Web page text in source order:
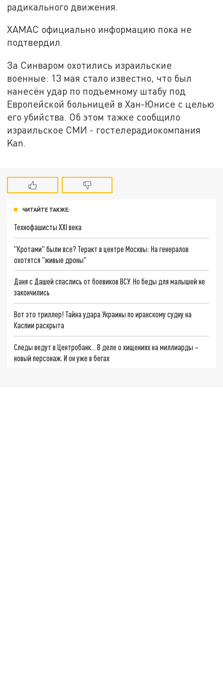
радикального движения.
ХАМАС официально информацию пока не
подтвердил.
За Синваром охотились израильские
военные: 13 мая стало известно, что был
нанесён удар по подъемному штабу под
Европейской больницей в Хан-Юнисе с целью
его убийства. Об этом тажке сообщило
израильское СМИ - гостелерадиокомпания
Kan.
ЧИТАЙТЕ ТАКЖЕ:
Технофашисты XXI века
"Кротами" были все? Теракт в центре Москвы: На генералов
охотятся "живые дроны"
Даня с Дашей спаслись от боевиков ВСУ. Но беды для малышей не
закончились
Вот это триллер! Тайна удара Украины по иранскому судну на
Каспии раскрыта
Следы ведут в Центробанк… В деле о хищениях на миллиарды –
новый персонаж. И он уже в бегах